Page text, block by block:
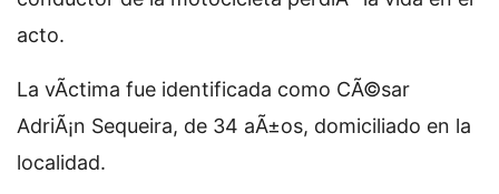
acto.
La vÃ­ctima fue identificada como CÃ©sar
AdriÃ¡n Sequeira, de 34 aÃ±os, domiciliado en la
localidad.